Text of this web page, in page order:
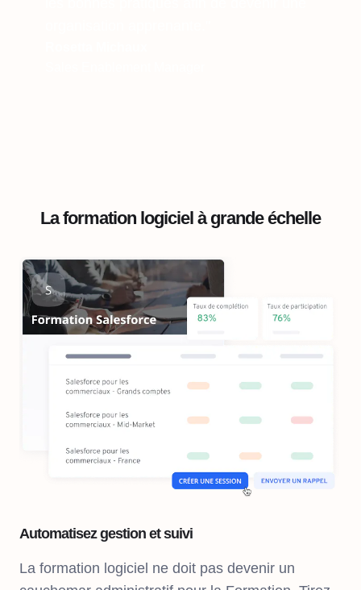
La formation logiciel à grande échelle
Automatisez gestion et suivi
La formation logiciel ne doit pas devenir un